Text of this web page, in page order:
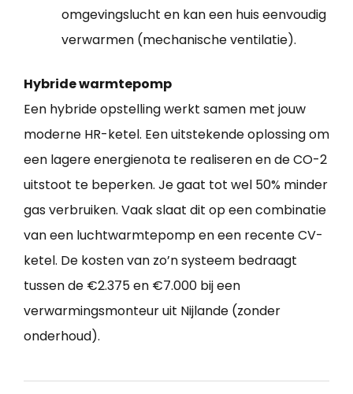
omgevingslucht en kan een huis eenvoudig
verwarmen (mechanische ventilatie).
Hybride warmtepomp
Een hybride opstelling werkt samen met jouw
moderne HR-ketel. Een uitstekende oplossing om
een lagere energienota te realiseren en de CO-2
uitstoot te beperken. Je gaat tot wel 50% minder
gas verbruiken. Vaak slaat dit op een combinatie
van een luchtwarmtepomp en een recente CV-
ketel. De kosten van zo’n systeem bedraagt
tussen de €2.375 en €7.000 bij een
verwarmingsmonteur uit Nijlande (zonder
onderhoud).